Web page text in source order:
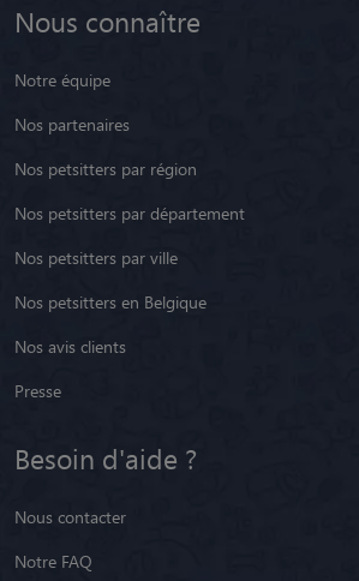
Nous connaître
Notre équipe
Nos partenaires
Nos petsitters par région
Nos petsitters par département
Nos petsitters par ville
Nos petsitters en Belgique
Nos avis clients
Presse
Besoin d'aide ?
Nous contacter
Notre FAQ